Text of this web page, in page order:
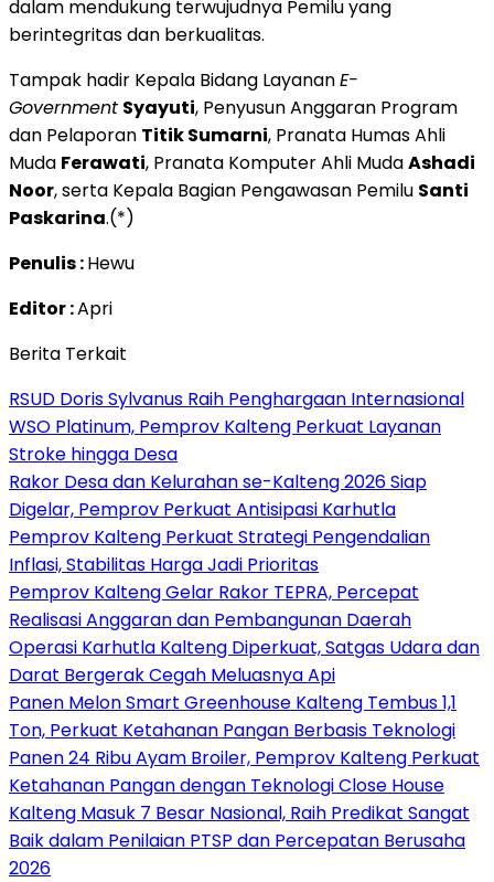
dalam mendukung terwujudnya Pemilu yang
berintegritas dan berkualitas.
Tampak hadir Kepala Bidang LayananE-
Government Syayuti, Penyusun Anggaran Program
dan Pelaporan Titik Sumarni, Pranata Humas Ahli
Muda Ferawati, Pranata Komputer Ahli MudaAshadi
Noor, serta Kepala Bagian Pengawasan Pemilu Santi
Paskarina.(*)
Penulis :Hewu
Editor :Apri
Berita Terkait
RSUD Doris Sylvanus Raih Penghargaan Internasional
WSO Platinum, Pemprov Kalteng Perkuat Layanan
Stroke hingga Desa
Rakor Desa dan Kelurahan se-Kalteng 2026 Siap
Digelar, Pemprov Perkuat Antisipasi Karhutla
Pemprov Kalteng Perkuat Strategi Pengendalian
Inflasi, Stabilitas Harga Jadi Prioritas
Pemprov Kalteng Gelar Rakor TEPRA, Percepat
Realisasi Anggaran dan Pembangunan Daerah
Operasi Karhutla Kalteng Diperkuat, Satgas Udara dan
Darat Bergerak Cegah Meluasnya Api
Panen Melon Smart Greenhouse Kalteng Tembus 1,1
Ton, Perkuat Ketahanan Pangan Berbasis Teknologi
Panen 24 Ribu Ayam Broiler, Pemprov Kalteng Perkuat
Ketahanan Pangan dengan Teknologi Close House
Kalteng Masuk 7 Besar Nasional, Raih Predikat Sangat
Baik dalam Penilaian PTSP dan Percepatan Berusaha
2026